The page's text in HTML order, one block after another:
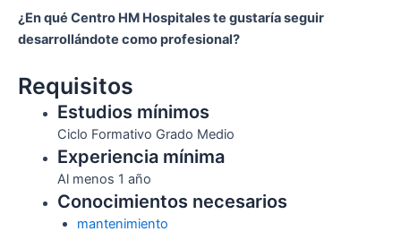
¿En qué Centro HM Hospitales te gustaría seguir
desarrollándote como profesional?
Requisitos
Estudios mínimos
Ciclo Formativo Grado Medio
Experiencia mínima
Al menos 1 año
Conocimientos necesarios
mantenimiento